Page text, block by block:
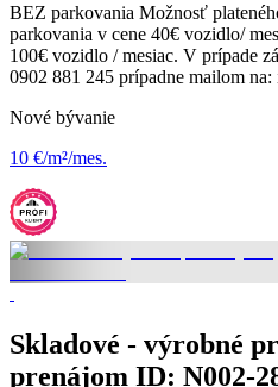
BEZ parkovania Možnosť
parkovania v cene 40€ vozidlo/
100€ vozidlo / mesiac. V prípade
0902 881 245 prípadne mailom
Nové bývanie
10 €/m²/mes.
Skladové - výrobné
prenájom ID: N002-